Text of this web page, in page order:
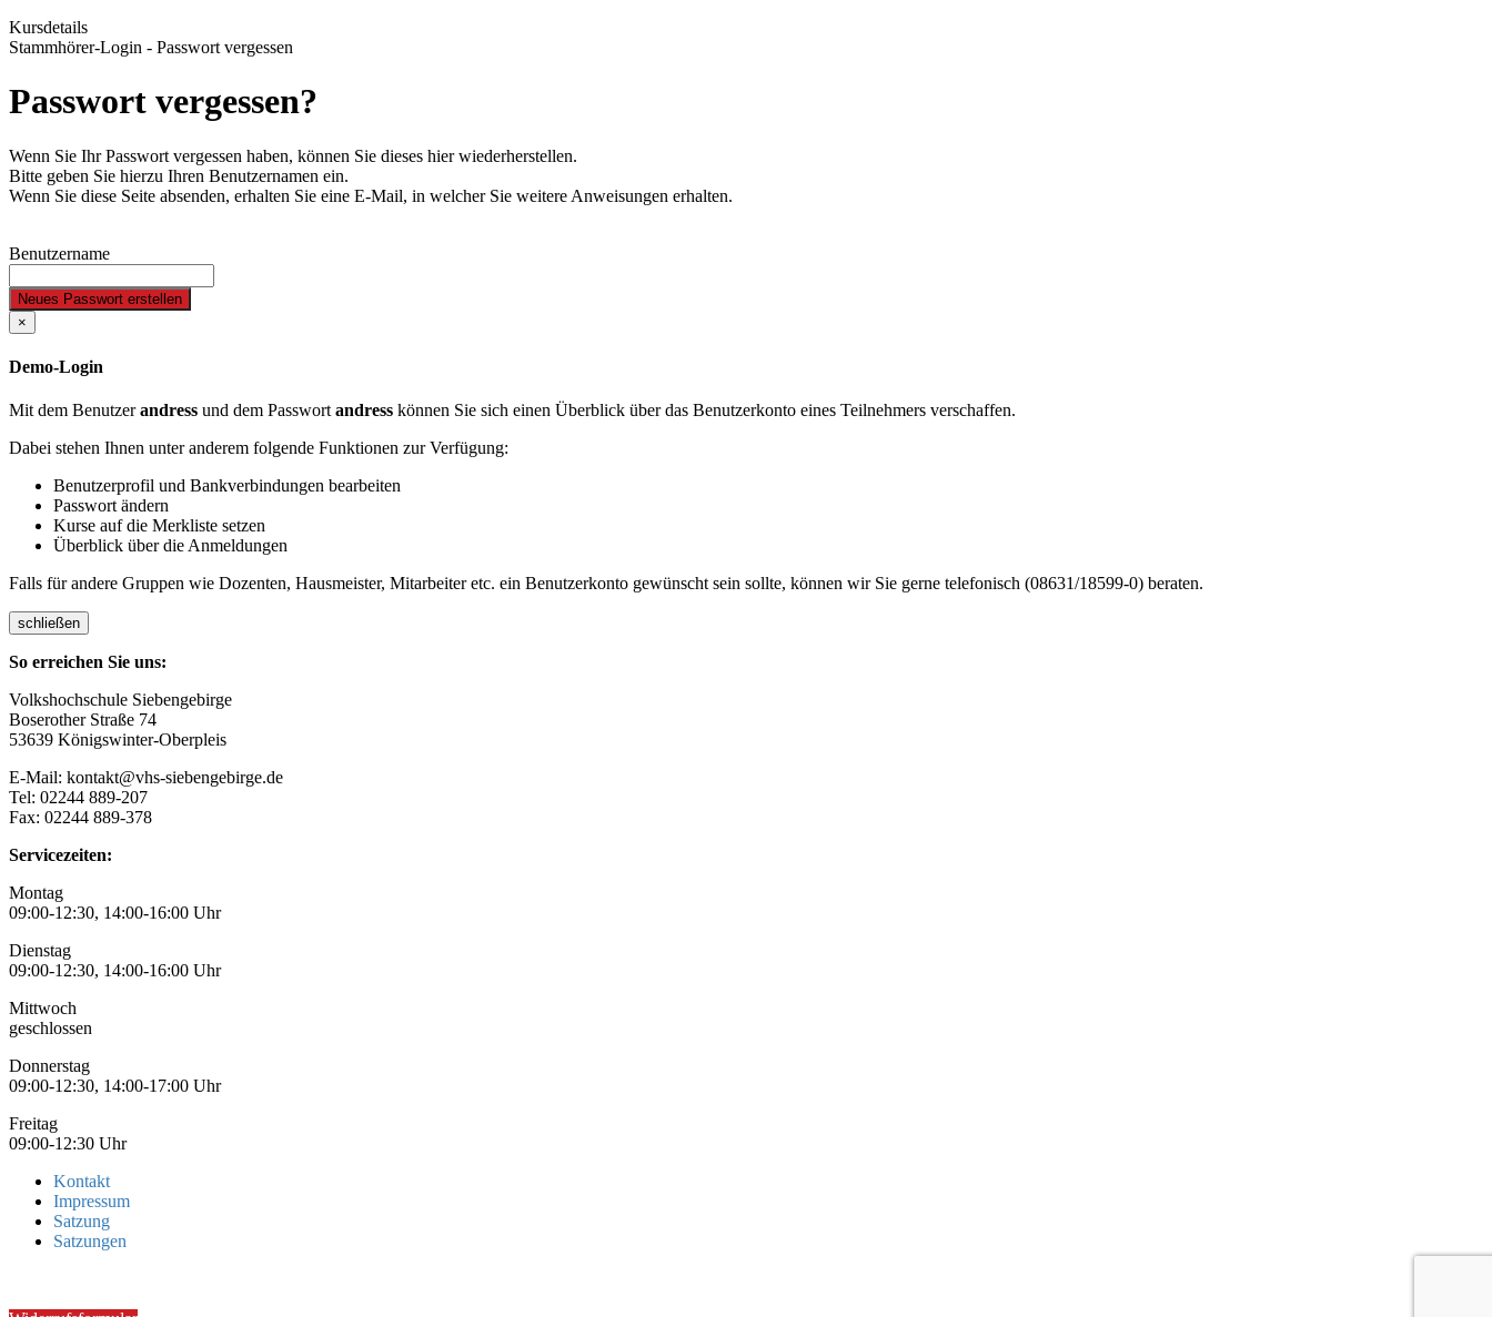
Kursdetails
Stammhörer-Login - Passwort vergessen
Passwort vergessen?
Wenn Sie Ihr Passwort vergessen haben, können Sie dieses hier wiederherstellen.
Bitte geben Sie hierzu Ihren Benutzernamen ein.
Wenn Sie diese Seite absenden, erhalten Sie eine E-Mail, in welcher Sie weitere Anweisungen erhalten.
Benutzername
Neues Passwort erstellen
×
Demo-Login
Mit dem Benutzerandress und dem Passwortandress können Sie sich einen Überblick über das Benutzerkonto eines Teilnehmers verschaffen.
Dabei stehen Ihnen unter anderem folgende Funktionen zur Verfügung:
Benutzerprofil und Bankverbindungen bearbeiten
Passwort ändern
Kurse auf die Merkliste setzen
Überblick über die Anmeldungen
Falls für andere Gruppen wie Dozenten, Hausmeister, Mitarbeiter etc. ein Benutzerkonto gewünscht sein sollte, können wir Sie gerne telefonisch (08631/18599-0) beraten.
schließen
So erreichen Sie uns:
Volkshochschule Siebengebirge
Boserother Straße 74
53639 Königswinter-Oberpleis
E-Mail: kontakt@vhs-siebengebirge.de
Tel: 02244 889-207
Fax: 02244 889-378
Servicezeiten:
Montag
09:00-12:30, 14:00-16:00 Uhr
Dienstag
09:00-12:30, 14:00-16:00 Uhr
Mittwoch
geschlossen
Donnerstag
09:00-12:30, 14:00-17:00 Uhr
Freitag
09:00-12:30 Uhr
Kontakt
Impressum
Satzung
Satzungen